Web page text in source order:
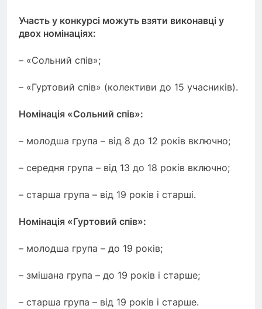
Участь у конкурсі можуть взяти виконавці у
двох номінаціях:
– «Сольний спів»;
– «Гуртовий спів» (колективи до 15 учасників).
Номінація «Сольний спів»:
– молодша група – від 8 до 12 років включно;
– середня група – від 13 до 18 років включно;
– старша група – від 19 років і старші.
Номінація «Гуртовий спів»:
– молодша група – до 19 років;
– змішана група – до 19 років і старше;
– старша група – від 19 років і старше.